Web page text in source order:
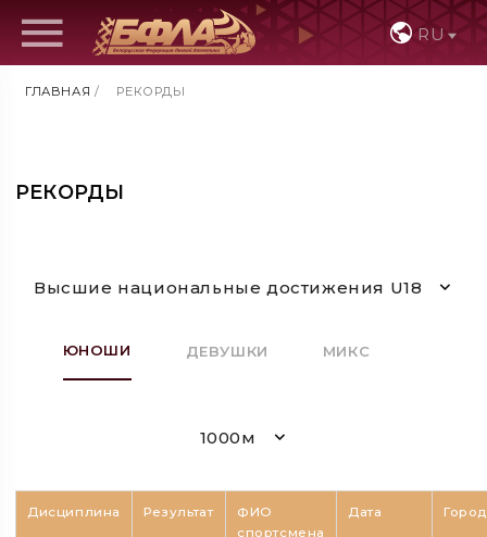
RU
ГЛАВНАЯ / РЕКОРДЫ
РЕКОРДЫ
Высшие национальные достижения U18
ЮНОШИ ДЕВУШКИ МИКС
1000м
Дисциплина Результат
ФИО
спортсмена
Дата Город